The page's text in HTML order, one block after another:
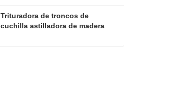
Trituradora de troncos de
cuchilla astilladora de madera